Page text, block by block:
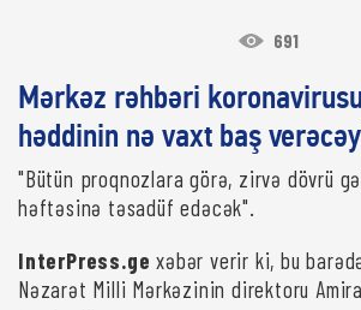
691
Mərkəz rəhbəri
həddinin nə vaxt baş
"Bütün proqnozlara görə, zirvə dövrü
həftəsinə təsadüf edəcək".
InterPress.ge xəbər verir ki, bu
Nəzarət Milli Mərkəzinin direktoru